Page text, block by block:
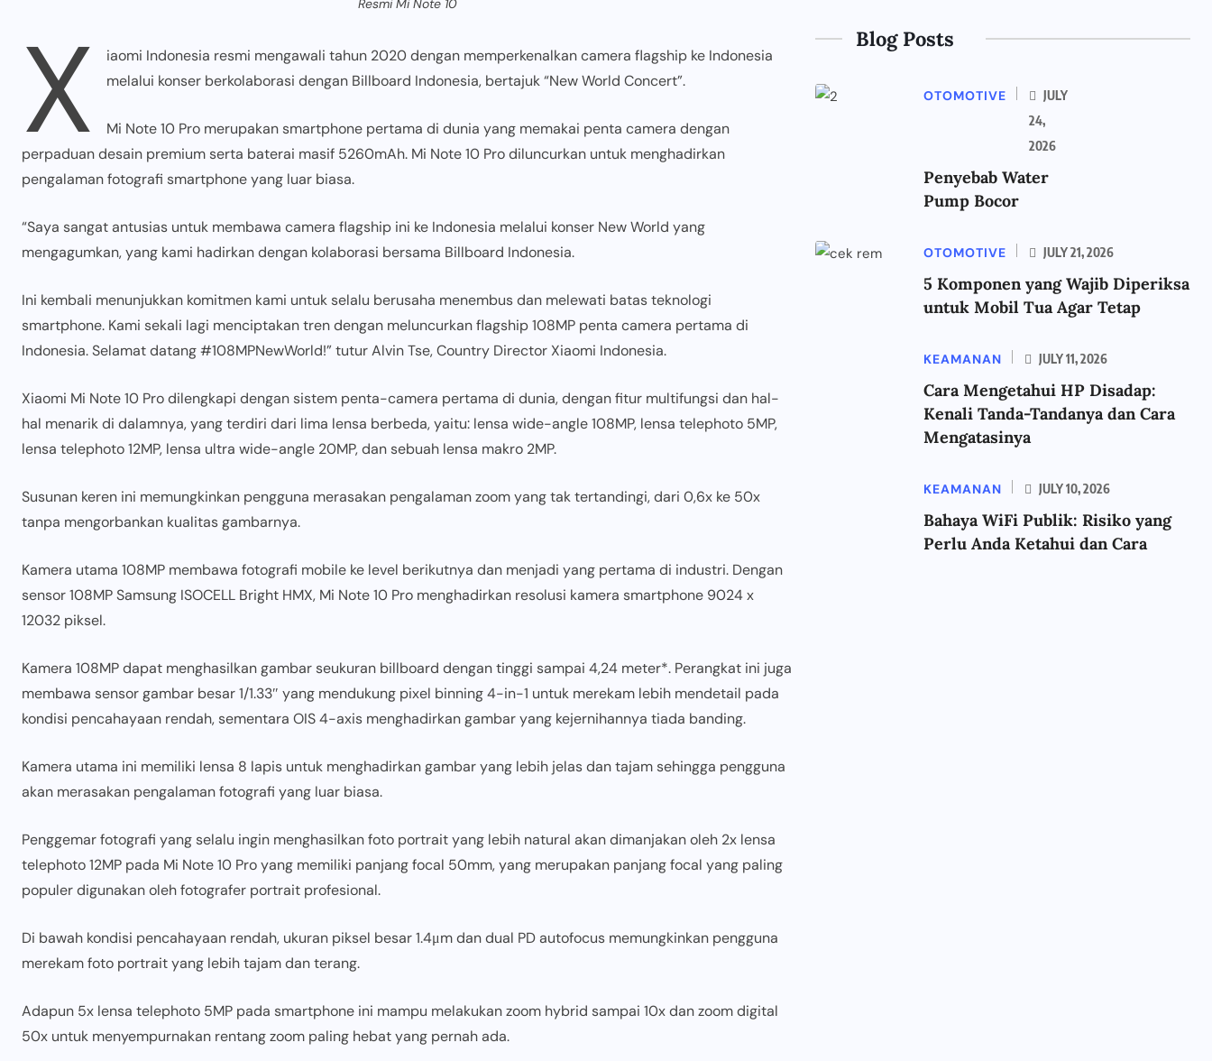
Resmi Mi Note 10
X
iaomi Indonesia resmi mengawali tahun 2020 dengan memperkenalkan camera flagship ke Indonesia
melalui konser berkolaborasi dengan Billboard Indonesia, bertajuk “New World Concert”.
Mi Note 10 Pro merupakan smartphone pertama di dunia yang memakai penta camera dengan
perpaduan desain premium serta baterai masif 5260mAh. Mi Note 10 Pro diluncurkan untuk menghadirkan
pengalaman fotografi smartphone yang luar biasa.
“Saya sangat antusias untuk membawa camera flagship ini ke Indonesia melalui konser New World yang
mengagumkan, yang kami hadirkan dengan kolaborasi bersama Billboard Indonesia.
Ini kembali menunjukkan komitmen kami untuk selalu berusaha menembus dan melewati batas teknologi
smartphone. Kami sekali lagi menciptakan tren dengan meluncurkan flagship 108MP penta camera pertama di
Indonesia. Selamat datang #108MPNewWorld!” tutur Alvin Tse, Country Director Xiaomi Indonesia.
Xiaomi Mi Note 10 Pro dilengkapi dengan sistem penta-camera pertama di dunia, dengan fitur multifungsi dan hal-
hal menarik di dalamnya, yang terdiri dari lima lensa berbeda, yaitu: lensa wide-angle 108MP, lensa telephoto 5MP,
lensa telephoto 12MP, lensa ultra wide-angle 20MP, dan sebuah lensa makro 2MP.
Susunan keren ini memungkinkan pengguna merasakan pengalaman zoom yang tak tertandingi, dari 0,6x ke 50x
tanpa mengorbankan kualitas gambarnya.
Kamera utama 108MP membawa fotografi mobile ke level berikutnya dan menjadi yang pertama di industri. Dengan
sensor 108MP Samsung ISOCELL Bright HMX, Mi Note 10 Pro menghadirkan resolusi kamera smartphone 9024 x
12032 piksel.
Kamera 108MP dapat menghasilkan gambar seukuran billboard dengan tinggi sampai 4,24 meter*. Perangkat ini juga
membawa sensor gambar besar 1/1.33″ yang mendukung pixel binning 4-in-1 untuk merekam lebih mendetail pada
kondisi pencahayaan rendah, sementara OIS 4-axis menghadirkan gambar yang kejernihannya tiada banding.
Kamera utama ini memiliki lensa 8 lapis untuk menghadirkan gambar yang lebih jelas dan tajam sehingga pengguna
akan merasakan pengalaman fotografi yang luar biasa.
Penggemar fotografi yang selalu ingin menghasilkan foto portrait yang lebih natural akan dimanjakan oleh 2x lensa
telephoto 12MP pada Mi Note 10 Pro yang memiliki panjang focal 50mm, yang merupakan panjang focal yang paling
populer digunakan oleh fotografer portrait profesional.
Di bawah kondisi pencahayaan rendah, ukuran piksel besar 1.4μm dan dual PD autofocus memungkinkan pengguna
merekam foto portrait yang lebih tajam dan terang.
Adapun 5x lensa telephoto 5MP pada smartphone ini mampu melakukan zoom hybrid sampai 10x dan zoom digital
50x untuk menyempurnakan rentang zoom paling hebat yang pernah ada.
Blog Posts
OTOMOTIVE
JULY
24,
2026
Penyebab Water
Pump Bocor
OTOMOTIVE JULY 21, 2026
5 Komponen yang Wajib Diperiksa
untuk Mobil Tua Agar Tetap
KEAMANAN JULY 11, 2026
Cara Mengetahui HP Disadap:
Kenali Tanda-Tandanya dan Cara
Mengatasinya
KEAMANAN JULY 10, 2026
Bahaya WiFi Publik: Risiko yang
Perlu Anda Ketahui dan Cara